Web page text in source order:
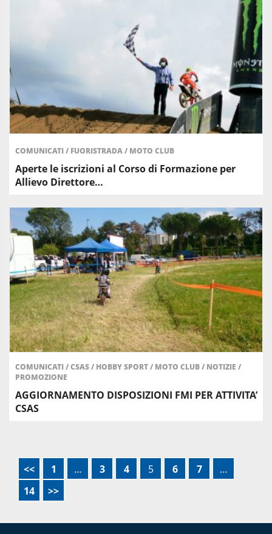
COMUNICATI/ FUORISTRADA/ MOTO CLUB
Aperte le iscrizioni al Corso di Formazione per
Allievo Direttore…
COMUNICATI/CSAS/ HOBBY SPORT/ MOTO CLUB/ NOTIZIE /
PROMOZIONE
AGGIORNAMENTO DISPOSIZIONI FMI PER ATTIVITA’
CSAS
<< 1 … 3 4 5 6 7
…
14
>>